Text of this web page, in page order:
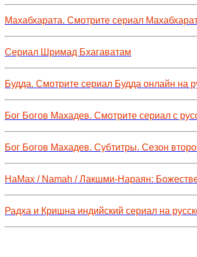
Махабхарата. Смотрите сериал
Сериал Шримад Бхагаватам
Будда. Смотрите сериал Будда онлайн на
Бог Богов Махадев. Смотрите сериал с
Бог Богов Махадев. Субтитры. Сезон
НаМах / Namah / Лакшми-Нараян:
Радха и Кришна индийский сериал на